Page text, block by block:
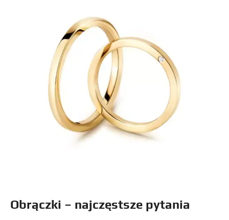
Obrączki – najczęstsze pytania